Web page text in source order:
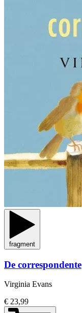
fragment
De correspondente
Virginia Evans
€ 23,99